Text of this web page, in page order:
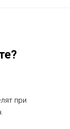
при